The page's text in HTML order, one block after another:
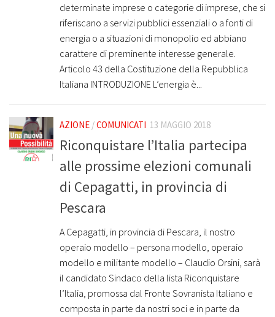
determinate imprese o categorie di imprese, che si
riferiscano a servizi pubblici essenziali o a fonti di
energia o a situazioni di monopolio ed abbiano
carattere di preminente interesse generale.
Articolo 43 della Costituzione della Repubblica
Italiana INTRODUZIONE L’energia è...
AZIONE /COMUNICATI 13 MAGGIO 2018
Riconquistare l’Italia partecipa
alle prossime elezioni comunali
di Cepagatti, in provincia di
Pescara
A Cepagatti, in provincia di Pescara, il nostro
operaio modello – persona modello, operaio
modello e militante modello – Claudio Orsini, sarà
il candidato Sindaco della lista Riconquistare
l’Italia, promossa dal Fronte Sovranista Italiano e
composta in parte da nostri soci e in parte da